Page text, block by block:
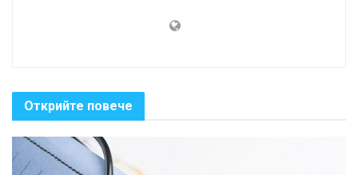
Открийте повече